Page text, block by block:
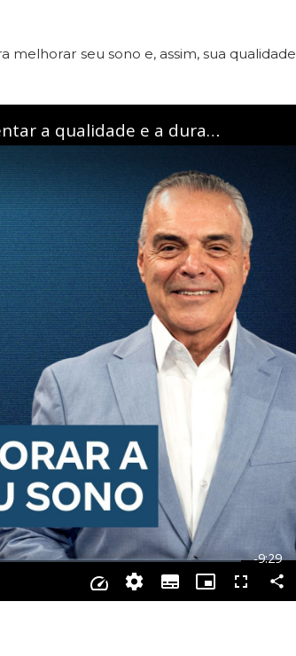
melhorar seu sono e, assim, sua qualidade